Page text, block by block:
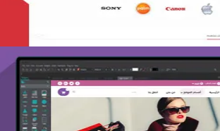
تصميم متجر القوس